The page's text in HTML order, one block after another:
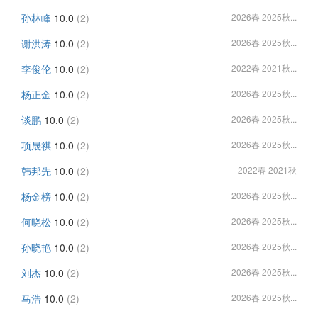
孙林峰 10.0 (2) 2026春 2025秋...
谢洪涛 10.0 (2) 2026春 2025秋...
李俊伦 10.0 (2) 2022春 2021秋...
杨正金 10.0 (2) 2026春 2025秋...
谈鹏 10.0 (2) 2026春 2025秋...
项晟祺 10.0 (2) 2026春 2025秋...
韩邦先 10.0 (2) 2022春 2021秋
杨金榜 10.0 (2) 2026春 2025秋...
何晓松 10.0 (2) 2026春 2025秋...
孙晓艳 10.0 (2) 2026春 2025秋...
刘杰 10.0 (2) 2026春 2025秋...
马浩 10.0 (2) 2026春 2025秋...